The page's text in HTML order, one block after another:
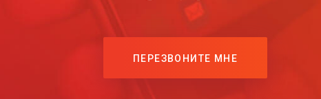
ПЕРЕЗВОНИТЕ МНЕ